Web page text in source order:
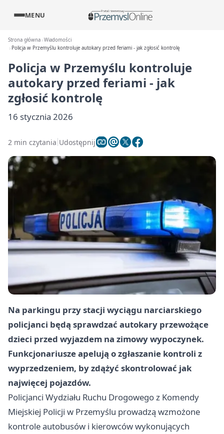
MENU
Strona główna Wiadomości
Policja w Przemyślu kontroluje autokary przed feriami - jak zgłosić kontrolę
Policja w Przemyślu kontroluje
autokary przed feriami - jak
zgłosić kontrolę
16 stycznia 2026
2 min czytania Udostępnij
Na parkingu przy stacji wyciągu narciarskiego
policjanci będą sprawdzać autokary przewożące
dzieci przed wyjazdem na zimowy wypoczynek.
Funkcjonariusze apelują o zgłaszanie kontroli z
wyprzedzeniem, by zdążyć skontrolować jak
najwięcej pojazdów.
Policjanci Wydziału Ruchu Drogowego z Komendy
Miejskiej Policji w Przemyślu prowadzą wzmożone
kontrole autobusów i kierowców wykonujących